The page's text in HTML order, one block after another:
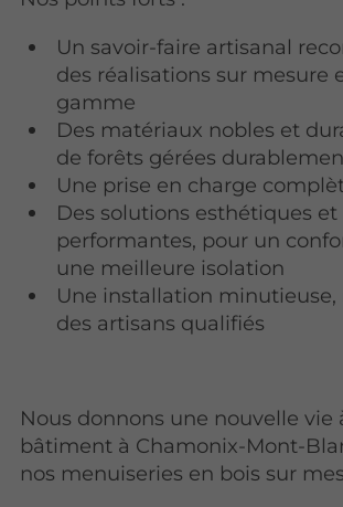
Un savoir-faire artisanal
des réalisations sur mesure
gamme
Des matériaux nobles et
de forêts gérées
Une prise en charge
Des solutions esthétiques et
performantes, pour un
une meilleure isolation
Une installation minutieuse,
des artisans qualifiés
Nous donnons une nouvelle vie
bâtiment à Chamonix-Mont-
nos menuiseries en bois sur